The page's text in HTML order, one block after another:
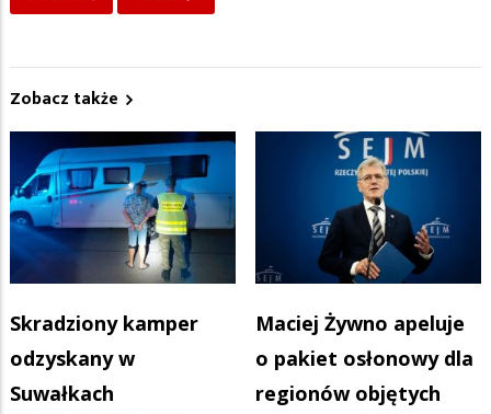
Zobacz także
Skradziony kamper
odzyskany w
Suwałkach
Maciej Żywno apeluje
o pakiet osłonowy dla
regionów objętych